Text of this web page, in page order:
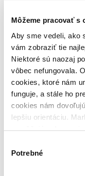
Môžeme pracovať s
Aby sme vedeli, ako
vám zobraziť tie
Niektoré sú naozaj
vôbec nefungovala.
cookies, ktoré nám
funguje, a stále ho
cookies nám
lepšiu orientáciu.
umožňujú
keby sme mohli
súhlasu
Potrebné
Bestsellery
Novinky
Najdrahšie
Najlacnejšie
Najvyššia zľava
Použité filtre
Zrušiť filtre
Vo formáte PDF